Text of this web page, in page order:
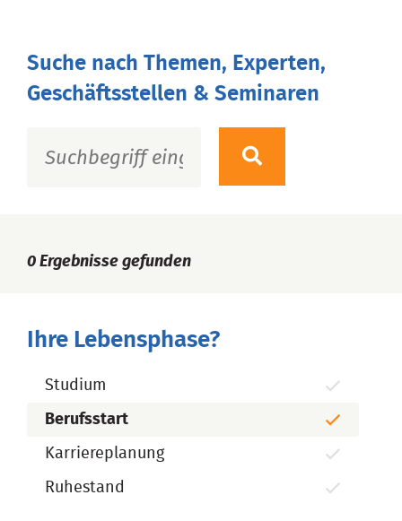
Suche nach Themen, Experten,
Geschäftsstellen & Seminaren
0 Ergebnisse gefunden
Ihre Lebensphase?
Studium
Berufsstart
Karriereplanung
Ruhestand